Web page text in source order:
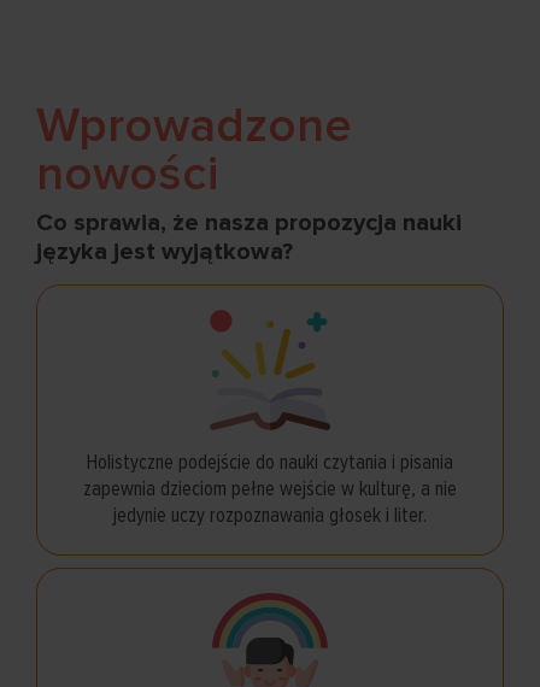
Wprowadzone
nowości
Co sprawia, że nasza propozycja nauki
języka jest wyjątkowa?
Holistyczne podejście do nauki czytania i pisania
zapewnia dzieciom pełne wejście w kulturę, a nie
jedynie uczy rozpoznawania głosek i liter.